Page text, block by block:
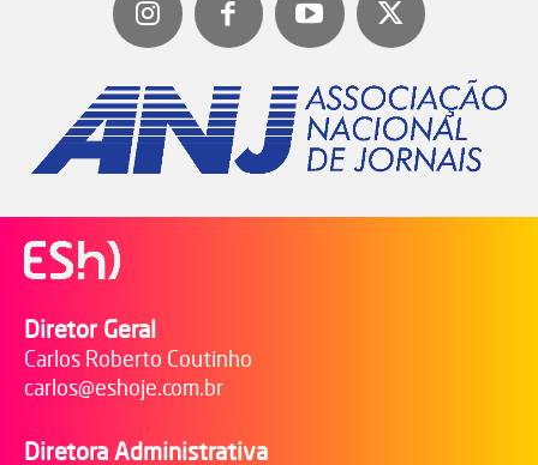
Diretor Geral
Carlos Roberto Coutinho
carlos@eshoje.com.br
Diretora Administrativa